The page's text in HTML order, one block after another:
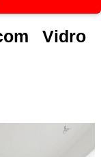
Vidro